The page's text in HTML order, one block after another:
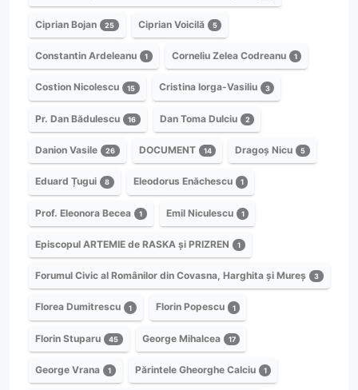
Ciprian Bojan 25 Ciprian Voicilă 5
Constantin Ardeleanu 1 Corneliu Zelea Codreanu 1
Costion Nicolescu 15 Cristina Iorga-Vasiliu 3
Pr. Dan Bădulescu 16 Dan Toma Dulciu 2
Danion Vasile 26 DOCUMENT 14 Dragoș Nicu 5
Eduard Țugui 8 Eleodorus Enăchescu 1
Prof. Eleonora Becea 1 Emil Niculescu 1
Episcopul ARTEMIE de RASKA și PRIZREN 1
Forumul Civic al Românilor din Covasna, Harghita și Mureș 3
Florea Dumitrescu 1 Florin Popescu 1
Florin Stuparu 45 George Mihalcea 17
George Vrana 1 Părintele Gheorghe Calciu 1